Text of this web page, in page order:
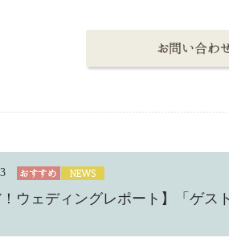
！ウェディングレポート】「ゲス